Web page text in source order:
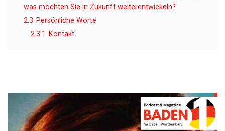
was möchten Sie in Zukunft weiterentwickeln?
2.3 Persönliche Worte
2.3.1
Kontakt: